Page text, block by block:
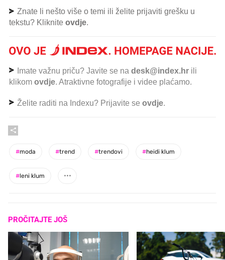
Znate li nešto više o temi ili želite prijaviti grešku u
tekstu? Kliknite ovdje.
Imate važnu priču? Javite se na desk@index.hr ili
klikom ovdje. Atraktivne fotografije i videe plaćamo.
Želite raditi na Indexu? Prijavite se ovdje.
#moda #trend #trendovi #heidi klum
#leni klum
PROČITAJTE JOŠ